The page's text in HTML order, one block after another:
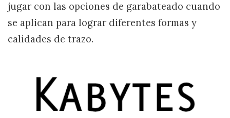
jugar con las opciones de garabateado cuando
se aplican para lograr diferentes formas y
calidades de trazo.